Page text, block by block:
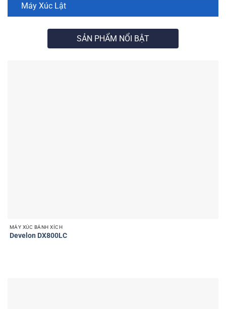
Máy Xúc Lật
SẢN PHẨM NỔI BẬT
MÁY XÚC BÁNH XÍCH
Develon DX800LC